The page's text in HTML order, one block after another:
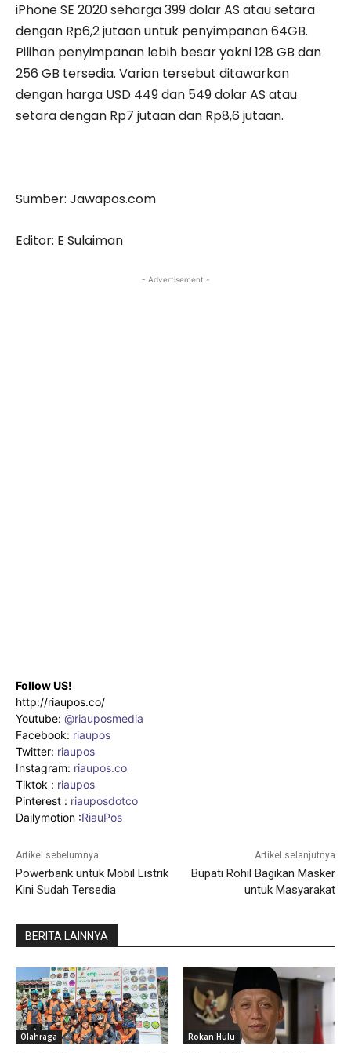
iPhone SE 2020 seharga 399 dolar AS atau setara
dengan Rp6,2 jutaan untuk penyimpanan 64GB.
Pilihan penyimpanan lebih besar yakni 128 GB dan
256 GB tersedia. Varian tersebut ditawarkan
dengan harga USD 449 dan 549 dolar AS atau
setara dengan Rp7 jutaan dan Rp8,6 jutaan.
Sumber: Jawapos.com
Editor: E Sulaiman
- Advertisement -
Follow US!
http://riaupos.co/
Youtube: @riauposmedia
Facebook: riaupos
Twitter: riaupos
Instagram: riaupos.co
Tiktok : riaupos
Pinterest : riauposdotco
Dailymotion :RiauPos
Artikel sebelumnya
Powerbank untuk Mobil Listrik
Kini Sudah Tersedia
Artikel selanjutnya
Bupati Rohil Bagikan Masker
untuk Masyarakat
BERITA LAINNYA
Olahraga Rokan Hulu